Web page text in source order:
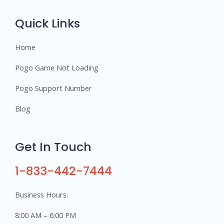
Quick Links
Home
Pogo Game Not Loading
Pogo Support Number
Blog
Get In Touch
1-833-442-7444
Business Hours:
8:00 AM – 6:00 PM